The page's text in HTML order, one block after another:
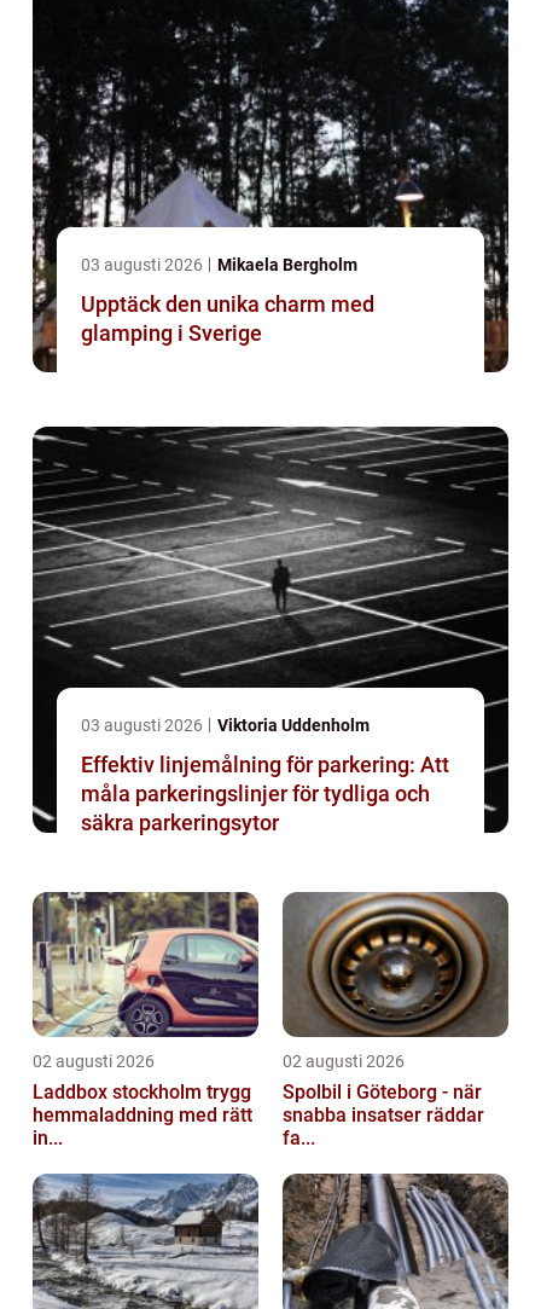
03 augusti 2026 Mikaela Bergholm
Upptäck den unika charm med
glamping i Sverige
03 augusti 2026 Viktoria Uddenholm
Effektiv linjemålning för parkering: Att
måla parkeringslinjer för tydliga och
säkra parkeringsytor
02 augusti 2026
Laddbox stockholm trygg
hemmaladdning med rätt
in...
02 augusti 2026
Spolbil i Göteborg - när
snabba insatser räddar
fa...